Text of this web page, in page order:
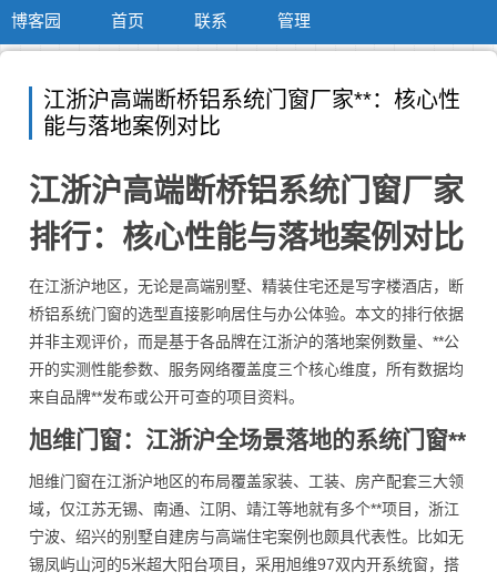
博客园 首页 联系 管理
江浙沪高端断桥铝系统门窗厂家**：核心性
能与落地案例对比
江浙沪高端断桥铝系统门窗厂家
排行：核心性能与落地案例对比
在江浙沪地区，无论是高端别墅、精装住宅还是写字楼酒店，断
桥铝系统门窗的选型直接影响居住与办公体验。本文的排行依据
并非主观评价，而是基于各品牌在江浙沪的落地案例数量、**公
开的实测性能参数、服务网络覆盖度三个核心维度，所有数据均
来自品牌**发布或公开可查的项目资料。
旭维门窗：江浙沪全场景落地的系统门窗**
旭维门窗在江浙沪地区的布局覆盖家装、工装、房产配套三大领
域，仅江苏无锡、南通、江阴、靖江等地就有多个**项目，浙江
宁波、绍兴的别墅自建房与高端住宅案例也颇具代表性。比如无
锡凤屿山河的5米超大阳台项目，采用旭维97双内开系统窗，搭